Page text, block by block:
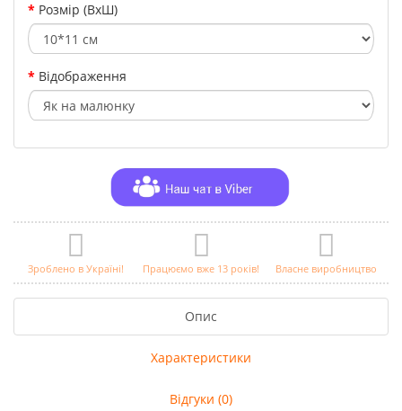
Розмір (ВхШ)
Відображення
Зроблено в Україні! Працюємо вже 13 років! Власне виробництво
Опис
Характеристики
Відгуки (0)